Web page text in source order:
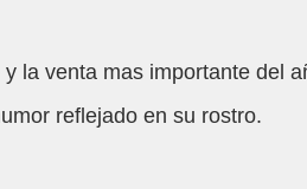
la venta mas importante del
reflejado en su rostro.